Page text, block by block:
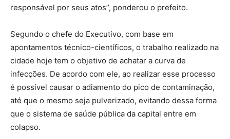
responsável por seus atos”, ponderou o prefeito.
Segundo o chefe do Executivo, com base em
apontamentos técnico-científicos, o trabalho realizado na
cidade hoje tem o objetivo de achatar a curva de
infecções. De acordo com ele, ao realizar esse processo
é possível causar o adiamento do pico de contaminação,
até que o mesmo seja pulverizado, evitando dessa forma
que o sistema de saúde pública da capital entre em
colapso.